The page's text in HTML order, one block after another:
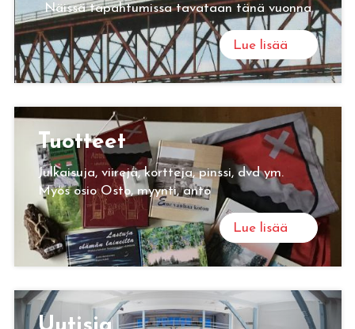
Näissä tapahtumissa tavataan tänä vuonna
Lue lisää
Tuot­teet
Julkaisuja, viirejä, kortteja, pinssi, dvd ym.
Myös osio Osto, myynti, anto
Lue lisää